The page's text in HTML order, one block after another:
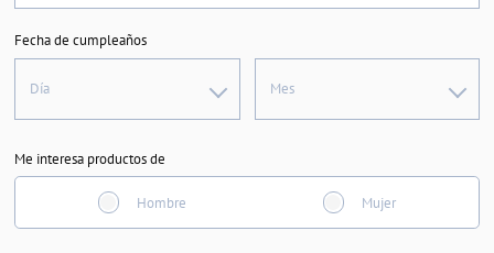
Fecha de cumpleaños
Día Mes
Me interesa productos de
Hombre Mujer